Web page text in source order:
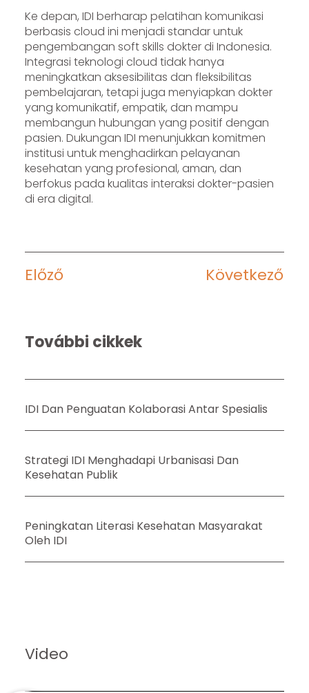
Ke depan, IDI berharap pelatihan komunikasi
berbasis cloud ini menjadi standar untuk
pengembangan soft skills dokter di Indonesia.
Integrasi teknologi cloud tidak hanya
meningkatkan aksesibilitas dan fleksibilitas
pembelajaran, tetapi juga menyiapkan dokter
yang komunikatif, empatik, dan mampu
membangun hubungan yang positif dengan
pasien. Dukungan IDI menunjukkan komitmen
institusi untuk menghadirkan pelayanan
kesehatan yang profesional, aman, dan
berfokus pada kualitas interaksi dokter-pasien
di era digital.
Előző Következő
További cikkek
IDI Dan Penguatan Kolaborasi Antar Spesialis
Strategi IDI Menghadapi Urbanisasi Dan
Kesehatan Publik
Peningkatan Literasi Kesehatan Masyarakat
Oleh IDI
Video